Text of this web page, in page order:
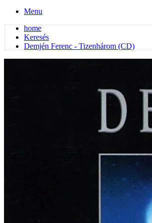
Menu
home
Keresés
Demjén Ferenc - Tizenhárom (CD)